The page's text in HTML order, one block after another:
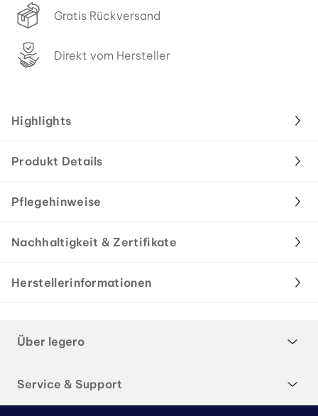
Gratis Rückversand
Direkt vom Hersteller
Highlights
Produkt Details
Pflegehinweise
Nachhaltigkeit & Zertifikate
Herstellerinformationen
Über legero
Service & Support